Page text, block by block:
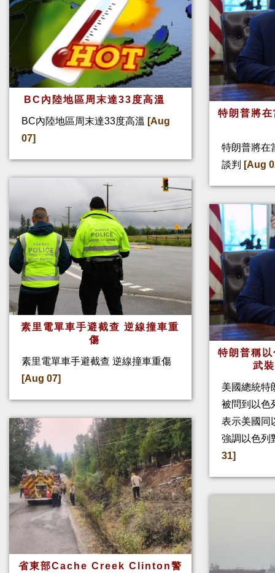
BC內陸地區周末達33度高溫
BC內陸地區周末達33度高溫 [Aug
07]
素里電單車手避截查 逆線撞車重
傷
素里電單車手避截查 逆線撞車重傷
[Aug 07]
省東部Cache Creek Clinton警
特朗普將
特朗普將在
談判
[Aug
特朗普稱
武
美國總統特
被問到以色
表示美國同
強調以色列
31]